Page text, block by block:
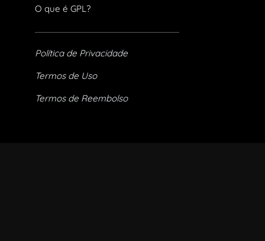
O que é GPL?
Política de Privacidade
Termos de Uso
Termos de Reembolso